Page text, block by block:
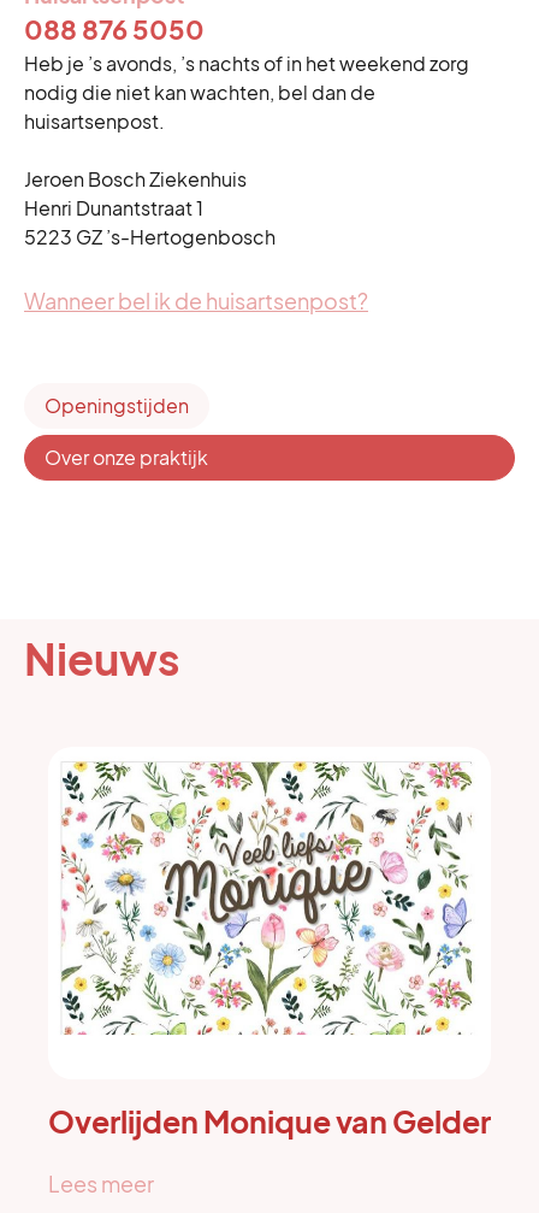
088 876 5050
Heb je ’s avonds, ’s nachts of in het weekend zorg
nodig die niet kan wachten, bel dan de
huisartsenpost.
Jeroen Bosch Ziekenhuis
Henri Dunantstraat 1
5223 GZ ’s-Hertogenbosch
Wanneer bel ik de huisartsenpost?
Openingstijden
Over onze praktijk
Zaterdag 26 december
Nieuws
Overlijden Monique van Gelder
Lees meer